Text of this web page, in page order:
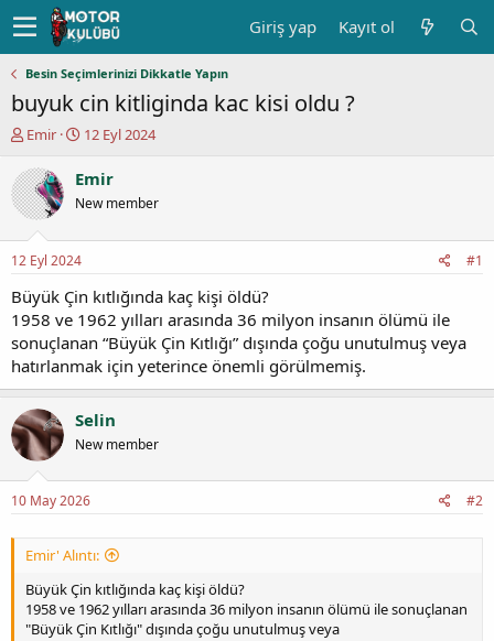
Giriş yap Kayıt ol
Besin Seçimlerinizi Dikkatle Yapın
buyuk cin kitliginda kac kisi oldu ?
K
n
u
y
b
a
ş
l
a
t
a
n
Emir
B
ş
a
ç
t
a
r
i
h
i
12 Eyl 2024
Emir
New member
12 Eyl 2024 #1
Büyük Çin kıtlığında kaç kişi öldü?
1958 ve 1962 yılları arasında 36 milyon insanın ölümü ile
sonuçlanan “Büyük Çin Kıtlığı” dışında çoğu unutulmuş veya
hatırlanmak için yeterince önemli görülmemiş.
Selin
New member
10 May 2026 #2
Emir' Alıntı:
Büyük Çin kıtlığında kaç kişi öldü?
1958 ve 1962 yılları arasında 36 milyon insanın ölümü ile sonuçlanan
"Büyük Çin Kıtlığı" dışında çoğu unutulmuş veya